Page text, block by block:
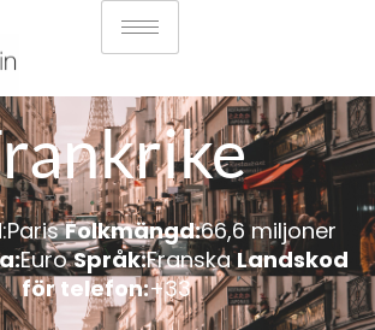
:Paris Folkmängd:66,6 miljoner
EuroSpråk:Franska Landskod
för telefon:+33